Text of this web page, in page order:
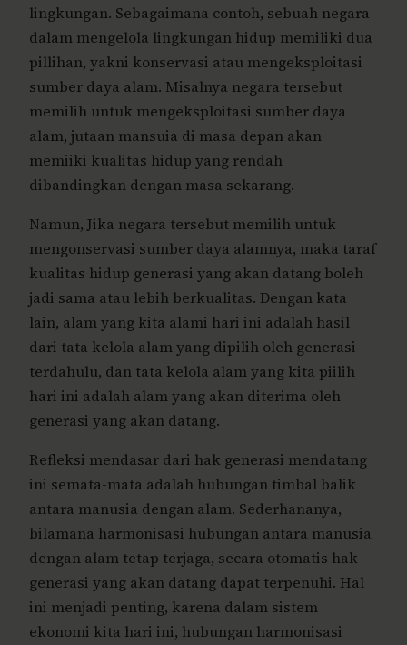
lingkungan. Sebagaimana contoh, sebuah negara
dalam mengelola lingkungan hidup memiliki dua
pillihan, yakni konservasi atau mengeksploitasi
sumber daya alam. Misalnya negara tersebut
memilih untuk mengeksploitasi sumber daya
alam, jutaan mansuia di masa depan akan
memiiki kualitas hidup yang rendah
dibandingkan dengan masa sekarang.
Namun, Jika negara tersebut memilih untuk
mengonservasi sumber daya alamnya, maka taraf
kualitas hidup generasi yang akan datang boleh
jadi sama atau lebih berkualitas. Dengan kata
lain, alam yang kita alami hari ini adalah hasil
dari tata kelola alam yang dipilih oleh generasi
terdahulu, dan tata kelola alam yang kita piilih
hari ini adalah alam yang akan diterima oleh
generasi yang akan datang.
Refleksi mendasar dari hak generasi mendatang
ini semata-mata adalah hubungan timbal balik
antara manusia dengan alam. Sederhananya,
bilamana harmonisasi hubungan antara manusia
dengan alam tetap terjaga, secara otomatis hak
generasi yang akan datang dapat terpenuhi. Hal
ini menjadi penting, karena dalam sistem
ekonomi kita hari ini, hubungan harmonisasi